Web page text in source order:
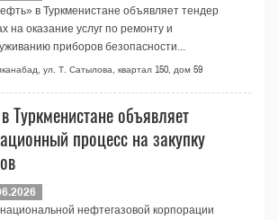
в Туркменистане объявляет тендер
на оказание услуг по ремонту и
приборов безопасности...
ул. Т. Сатылова, квартал 150, дом 59
Туркменистане объявляет
процесс на закупку
нефтегазовой корпорации